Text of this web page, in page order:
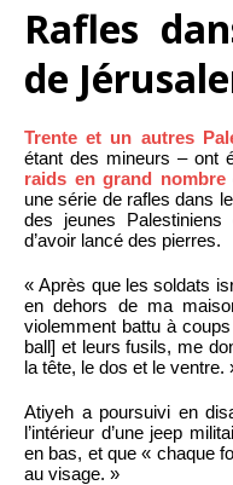
Rafles
de
Trente et un autres
étant des mineurs – ont
raids en grand nombre
une série de rafles dans
des jeunes
d’avoir lancé des pierres.
« Après que les soldats
en dehors de ma
violemment battu à
ball] et leurs fusils, me
la tête, le dos et le ventre.
Atiyeh a poursuivi en
l’intérieur d’une jeep
en bas, et que « chaque
au visage. »